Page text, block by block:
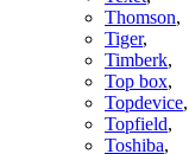
Thomson,
Tiger,
Timberk,
Top box,
Topdevice,
Topfield,
Toshiba,